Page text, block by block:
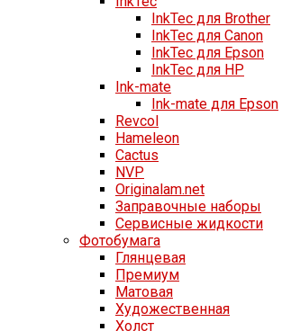
InkTec для Brother
InkTec для Canon
InkTec для Epson
InkTec для HP
Ink-mate
Ink-mate для Epson
Revcol
Hameleon
Cactus
NVP
Originalam.net
Заправочные наборы
Сервисные жидкости
Фотобумага
Глянцевая
Премиум
Матовая
Художественная
Холст